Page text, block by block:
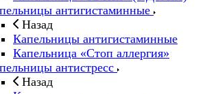
антигистаминные
Назад
Капельницы антигистаминные
Капельница «Стоп аллергия»
антистресс
Назад